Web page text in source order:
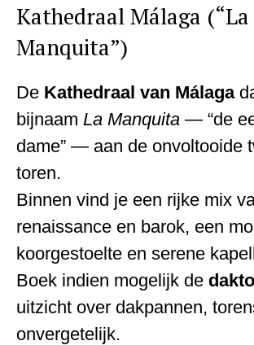
SUBSCRIBE NOW
Company
About
Contact us
Subscription Plans
My account
Kathedraal Málaga (“La
Manquita”)
De Kathedraal van Málaga
bijnaam La Manquita — “de
dame” — aan de onvoltooide
toren.
Binnen vind je een rijke mix
renaissance en barok, een
koorgestoelte en serene
Boek indien mogelijk de
uitzicht over dakpannen,
onvergetelijk.